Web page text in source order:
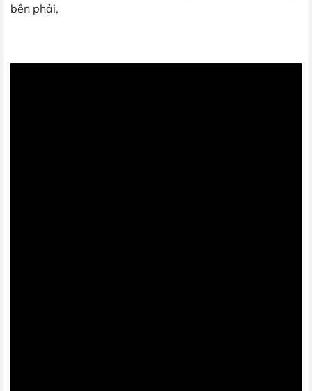
bên phải,